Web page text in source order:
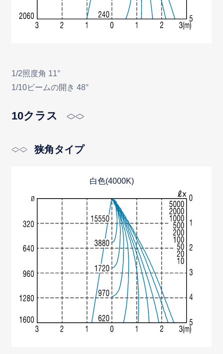
1/2照度角 11°
1/10ビームの開き 48°
10クラス
狭角タイプ
白色(4000K)